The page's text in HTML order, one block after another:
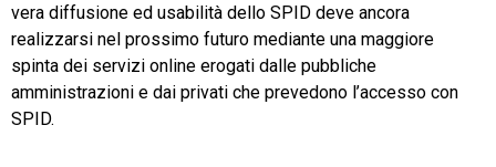
vera diffusione ed usabilità dello SPID deve ancora
realizzarsi nel prossimo futuro mediante una maggiore
spinta dei servizi online erogati dalle pubbliche
amministrazioni e dai privati che prevedono l’accesso con
SPID.